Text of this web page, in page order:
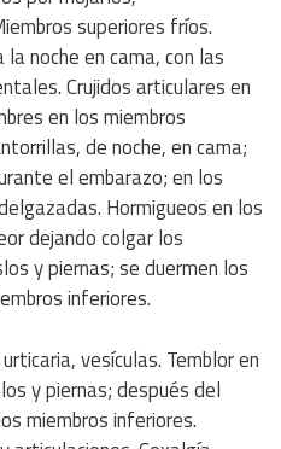
superiores fríos.
noche en cama, con las
Crujidos articulares en
en los miembros
de noche, en cama;
el embarazo; en los
Hormigueos en los
dejando colgar los
y piernas; se duermen los
inferiores.
vesículas. Temblor en
y piernas; después del
miembros inferiores.